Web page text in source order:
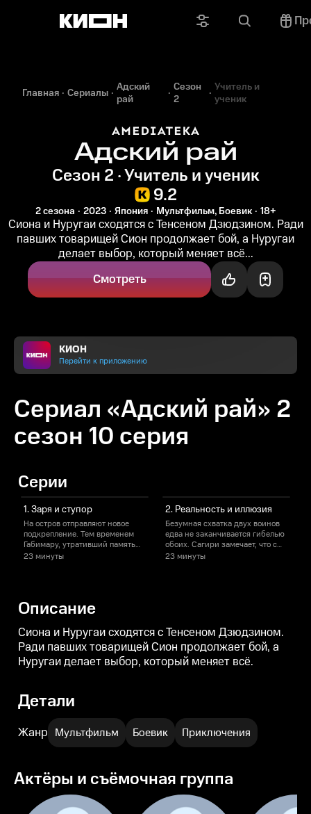
Главная Сериалы Адский
рай
Сезон
2
Учитель и
ученик
Адский рай
Сезон 2 · Учитель и ученик
9.2
2 сезона 2023 Япония Мультфильм, Боевик 18+
Сиона и Нуругаи сходятся с Тенсеном Дзюдзином. Ради
павших товарищей Сион продолжает бой, а Нуругаи
делает выбор, который меняет всё...
Смотреть
КИОН
Перейти к приложению
Сериал «Адский рай» 2
сезон 10 серия
Серии
1. Заря и ступор
На остров отправляют новое
подкрепление. Тем временем
Габимару, утративший память
из-за тао, сталкивается с
23 минуты
2. Реальность и иллюзия
Безумная схватка двух воинов
едва не заканчивается гибелью
обоих. Сагири замечает, что с
Габимару происходит нечто
23 минуты
Описание
Сиона и Нуругаи сходятся с Тенсеном Дзюдзином.
Ради павших товарищей Сион продолжает бой, а
Нуругаи делает выбор, который меняет всё.
Детали
Жанр Мультфильм Боевик Приключения
Актёры и съёмочная группа